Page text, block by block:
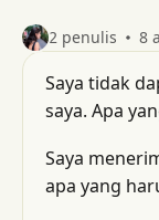
2 penulis 8
Saya tidak
saya. Apa
Saya
apa yang